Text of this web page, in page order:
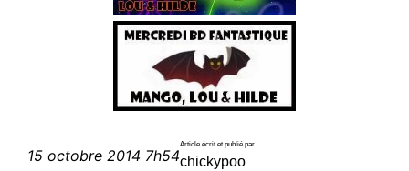
15 octobre 2014 7h54
Article écrit et publié par
chickypoo